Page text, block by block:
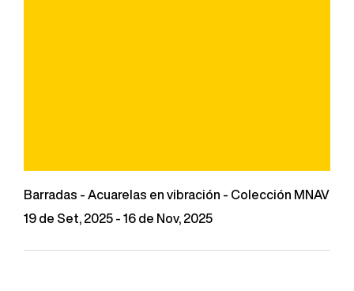
Barradas - Acuarelas en vibración - Colección MNAV
19 de Set, 2025 - 16 de Nov, 2025